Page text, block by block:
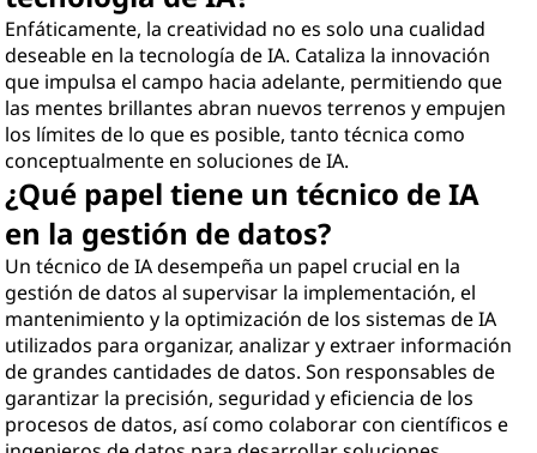
Enfáticamente, la creatividad no es solo una cualidad
deseable en la tecnología de IA. Cataliza la innovación
que impulsa el campo hacia adelante, permitiendo que
las mentes brillantes abran nuevos terrenos y empujen
los límites de lo que es posible, tanto técnica como
conceptualmente en soluciones de IA.
¿Qué papel tiene un técnico de IA
en la gestión de datos?
Un técnico de IA desempeña un papel crucial en la
gestión de datos al supervisar la implementación, el
mantenimiento y la optimización de los sistemas de IA
utilizados para organizar, analizar y extraer información
de grandes cantidades de datos. Son responsables de
garantizar la precisión, seguridad y eficiencia de los
procesos de datos, así como colaborar con científicos e